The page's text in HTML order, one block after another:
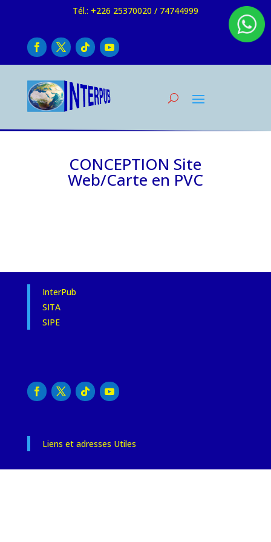
Tél.: +226 25370020 / 74744999
CONCEPTION Site
Web/Carte en PVC
InterPub
SITA
SIPE
Liens et adresses Utiles